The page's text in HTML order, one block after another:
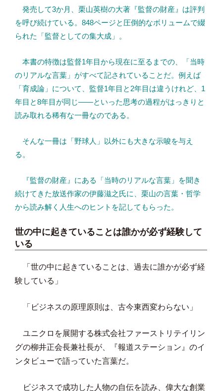
発売して3か月、栗山英樹の大著『監督の財産』は評判
を呼び続けている。848ページと圧倒的なボリュームで綴
られた「監督としての集大成」。
本書の特徴は監督1年目から現在に至るまでの、「当時
のリアルな言葉」がすべて記されていることだ。例えば
「育成論」について、監督1年目と2年目は違うけれど、1
年目と8年目が同じ――といった思考の過程がはっきりと
読み取れる稀有な一冊なのである。
そんな一冊は「野球人」以外にも大きな示唆を与え
る。
『監督の財産』にある「当時のリアルな言葉」を聞き
続けてきた放送作家の伊藤滋之氏に、栗山の言葉・哲学
から読み解く人生へのヒントを記してもらった。
世の中に起きていることは誰かが必ず経験して
いる
「世の中に起きていることは、過去に誰かが必ず経
験している」
「ビジネスの原理原則は、古今東西変わらない」
ユニクロを展開する株式会社ファーストリテイリン
グの柳井正会長兼社長が、『報道ステーション』のイ
ンタビューで語っていた言葉だ。
ビジネスで成功した人物の自伝を読み、偉大な創業